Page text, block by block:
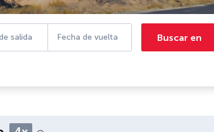
salida Fecha de vuelta Buscar en